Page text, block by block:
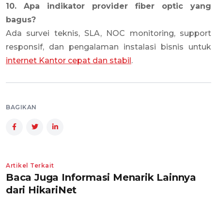
10. Apa indikator provider fiber optic yang
bagus?
Ada survei teknis, SLA, NOC monitoring, support
responsif, dan pengalaman instalasi bisnis untuk
internet Kantor cepat dan stabil.
BAGIKAN
Artikel Terkait
Baca Juga Informasi Menarik Lainnya
dari HikariNet